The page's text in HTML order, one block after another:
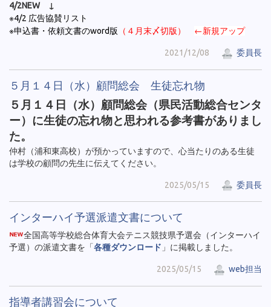
4/2NEW ↓
※4/2 広告協賛リスト
※申込書・依頼文書のword版 （４月末〆切版） ←新規アップ
2021/12/08 委員長
５月１４日（水）顧問総会 生徒忘れ物
５月１４日（水）顧問総会（県民活動総合センタ
ー）に生徒の忘れ物と思われる参考書がありまし
た。
仲村（浦和東高校）が預かっていますので、心当たりのある生徒
は学校の顧問の先生に伝えてください。
2025/05/15 委員長
インターハイ予選派遣文書について
全国高等学校総合体育大会テニス競技県予選会（インターハイ
予選）の派遣文書を「各種ダウンロード 」に掲載しました。
2025/05/15 web担当
指導者講習会について